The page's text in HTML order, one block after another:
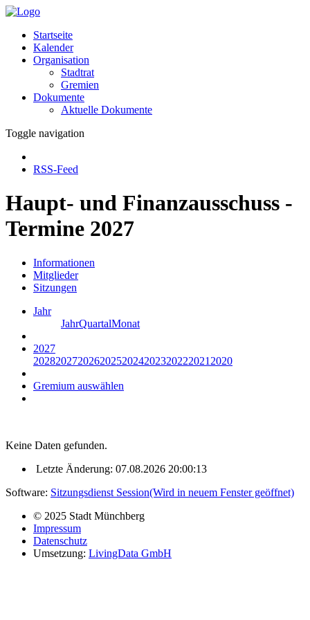
Startseite
Kalender
Organisation
Stadtrat
Gremien
Dokumente
Aktuelle Dokumente
Toggle navigation
RSS-Feed
Haupt- und Finanzausschuss -
Termine 2027
Informationen
Mitglieder
Sitzungen
Jahr
JahrQuartalMonat
2027
20282027202620252024202320222021 2020
Gremium auswählen
Keine Daten gefunden.
Letzte Änderung: 07.08.2026 20:00:13
Software: Sitzungsdienst Session(Wird in neuem Fenster geöffnet)
© 2025 Stadt Münchberg
Impressum
Datenschutz
Umsetzung: LivingData GmbH